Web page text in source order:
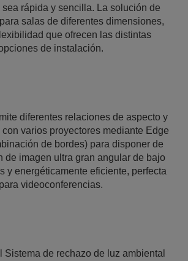
rápida y sencilla. La solución de
salas de diferentes dimensiones,
que ofrecen las distintas
de instalación.
diferentes relaciones de aspecto y
varios proyectores mediante Edge
de bordes) para disponer de
de imagen ultra gran angular de bajo
y energéticamente eficiente, perfecta
para videoconferencias.
Sistema de rechazo de luz ambiental